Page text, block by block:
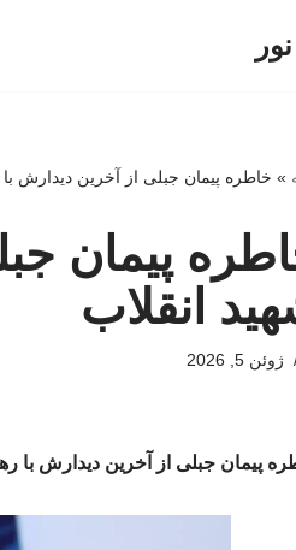
» خاطره پیمان جبلی از آخرین دیدارش با
پیمان
انقلاب
ژوئن 5, 2026
پیمان جبلی از آخرین دیدارش با